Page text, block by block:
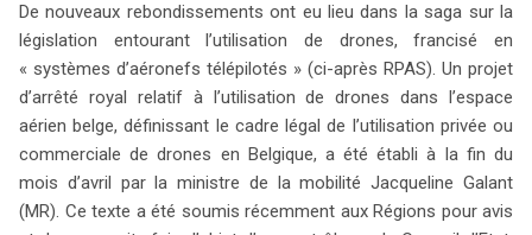
encadrant l’utilisation des drones, ou RPAS, grâce à un
projet d’arrêté royal présenté par la ministre de la
Mobilité, Jacqueline Galant. Ce texte, soumis aux
Régions pour avis, vise à combler le vide juridique actuel,
alors que 19 pays européens ont déjà légiféré sur le
sujet. La réglementation proposée, bien que nécessaire
pour garantir la sécurité et l’économie, impose des
conditions strictes aux télépilotes. Ceux-ci devront être
De nouveaux rebondissements ont eu lieu dans la saga sur la
législation entourant l’utilisation de drones, francisé en
« systèmes d’aéronefs télépilotés » (ci-après RPAS). Un projet
d’arrêté royal relatif à l’utilisation de drones dans l’espace
aérien belge, définissant le cadre légal de l’utilisation privée ou
commerciale de drones en Belgique, a été établi à la fin du
mois d’avril par la ministre de la mobilité Jacqueline Galant
(MR). Ce texte a été soumis récemment aux Régions pour avis